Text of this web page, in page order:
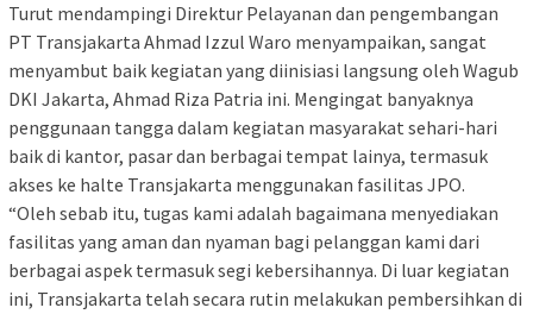
Turut mendampingi Direktur Pelayanan dan pengembangan
PT Transjakarta Ahmad Izzul Waro menyampaikan, sangat
menyambut baik kegiatan yang diinisiasi langsung oleh Wagub
DKI Jakarta, Ahmad Riza Patria ini. Mengingat banyaknya
penggunaan tangga dalam kegiatan masyarakat sehari-hari
baik di kantor, pasar dan berbagai tempat lainya, termasuk
akses ke halte Transjakarta menggunakan fasilitas JPO.
“Oleh sebab itu, tugas kami adalah bagaimana menyediakan
fasilitas yang aman dan nyaman bagi pelanggan kami dari
berbagai aspek termasuk segi kebersihannya. Di luar kegiatan
ini, Transjakarta telah secara rutin melakukan pembersihkan di